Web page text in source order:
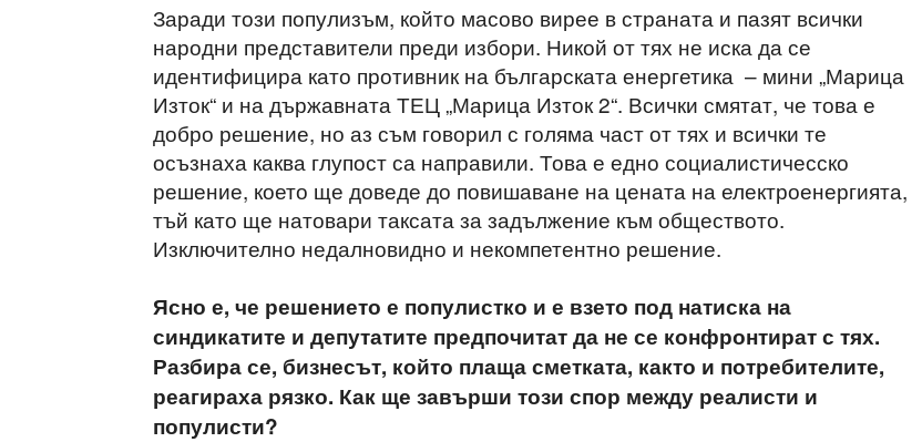
Заради този популизъм, който масово вирее в страната и пазят всички
народни представители преди избори. Никой от тях не иска да се
идентифицира като противник на българската енергетика – мини „Марица
Изток“ и на държавната ТЕЦ „Марица Изток 2“. Всички смятат, че това е
добро решение, но аз съм говорил с голяма част от тях и всички те
осъзнаха каква глупост са направили. Това е едно социалистичесско
решение, което ще доведе до повишаване на цената на електроенергията,
тъй като ще натовари таксата за задължение към обществото.
Изключително недалновидно и некомпетентно решение.
Ясно е, че решението е популистко и е взето под натиска на
синдикатите и депутатите предпочитат да не се конфронтират с тях.
Разбира се, бизнесът, който плаща сметката, както и потребителите,
реагираха рязко. Как ще завърши този спор между реалисти и
популисти?